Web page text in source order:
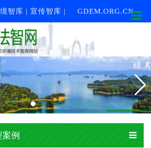
智库 | 宣传智库 | GDEM.ORG.CN
例